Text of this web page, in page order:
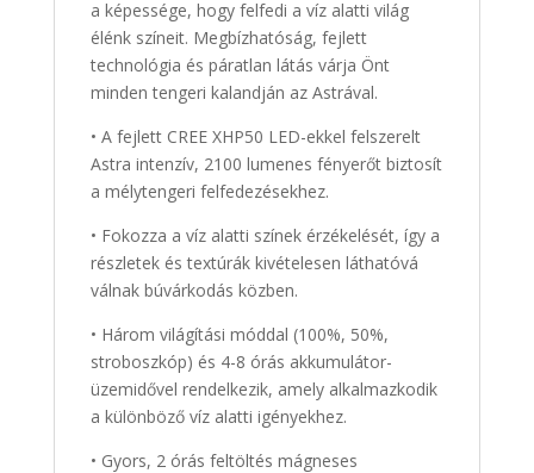
a képessége, hogy felfedi a víz alatti világ
élénk színeit. Megbízhatóság, fejlett
technológia és páratlan látás várja Önt
minden tengeri kalandján az Astrával.
• A fejlett CREE XHP50 LED-ekkel felszerelt
Astra intenzív, 2100 lumenes fényerőt biztosít
a mélytengeri felfedezésekhez.
• Fokozza a víz alatti színek érzékelését, így a
részletek és textúrák kivételesen láthatóvá
válnak búvárkodás közben.
• Három világítási móddal (100%, 50%,
stroboszkóp) és 4-8 órás akkumulátor-
üzemidővel rendelkezik, amely alkalmazkodik
a különböző víz alatti igényekhez.
• Gyors, 2 órás feltöltés mágneses